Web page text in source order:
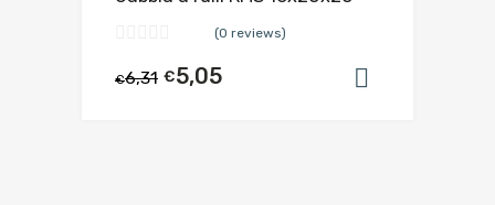
(0 reviews)
€6,31 €5,05